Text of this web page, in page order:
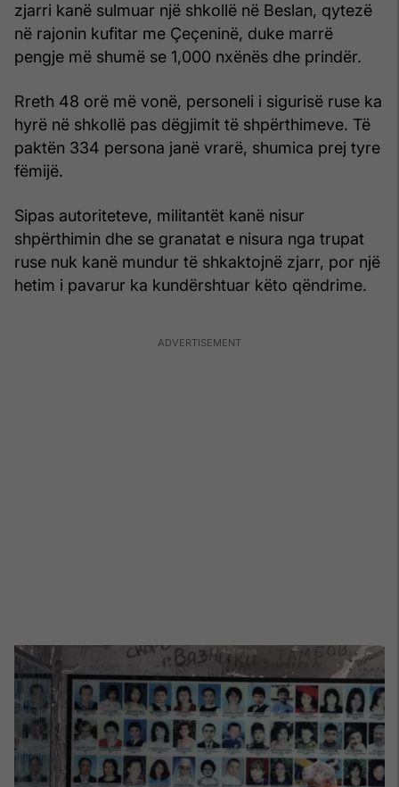
zjarri kanë sulmuar një shkollë në Beslan, qytezë
në rajonin kufitar me Çeçeninë, duke marrë
pengje më shumë se 1,000 nxënës dhe prindër.
Rreth 48 orë më vonë, personeli i sigurisë ruse ka
hyrë në shkollë pas dëgjimit të shpërthimeve. Të
paktën 334 persona janë vrarë, shumica prej tyre
fëmijë.
Sipas autoriteteve, militantët kanë nisur
shpërthimin dhe se granatat e nisura nga trupat
ruse nuk kanë mundur të shkaktojnë zjarr, por një
hetim i pavarur ka kundërshtuar këto qëndrime.